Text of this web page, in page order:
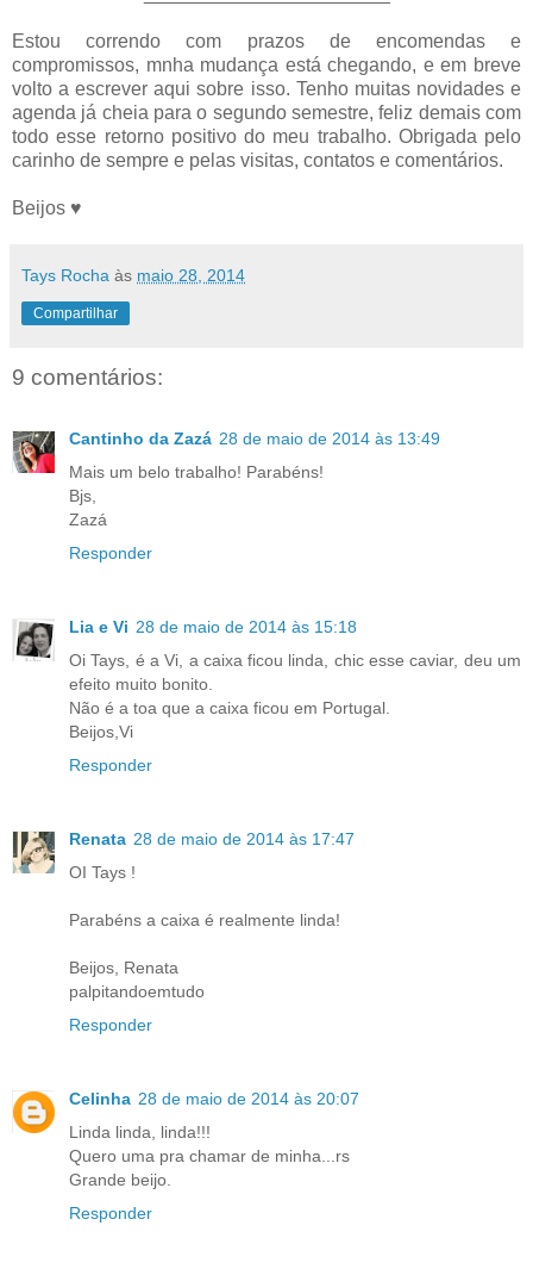
Estou correndo com prazos de encomendas e
compromissos, mnha mudança está chegando, e em breve
volto a escrever aqui sobre isso. Tenho muitas novidades e
agenda já cheia para o segundo semestre, feliz demais com
todo esse retorno positivo do meu trabalho. Obrigada pelo
carinho de sempre e pelas visitas, contatos e comentários.
Beijos ♥
Tays Rocha às maio 28, 2014
Compartilhar
9 comentários:
Cantinho da Zazá 28 de maio de 2014 às 13:49
Mais um belo trabalho! Parabéns!
Bjs,
Zazá
Responder
Lia e Vi 28 de maio de 2014 às 15:18
Oi Tays, é a Vi, a caixa ficou linda, chic esse caviar, deu um
efeito muito bonito.
Não é a toa que a caixa ficou em Portugal.
Beijos,Vi
Responder
Renata 28 de maio de 2014 às 17:47
OI Tays !
Parabéns a caixa é realmente linda!
Beijos, Renata
palpitandoemtudo
Responder
Celinha 28 de maio de 2014 às 20:07
Linda linda, linda!!!
Quero uma pra chamar de minha...rs
Grande beijo.
Responder